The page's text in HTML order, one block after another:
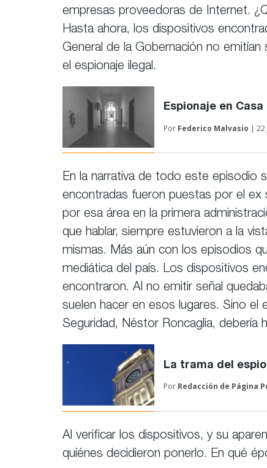
empresas proveedoras de Internet.
Hasta ahora, los dispositivos
General de la Gobernación no
el espionaje ilegal.
Espionaje en
Por Federico Malvasio | 22
En la narrativa de todo este episodio
encontradas fueron puestas por el ex
por esa área en la primera
que hablar, siempre estuvieron a la
mismas. Más aún con los episodios
mediática del país. Los dispositivos
encontraron. Al no emitir señal
suelen hacer en esos lugares. Sino el
Seguridad, Néstor Roncaglia, debería
La trama del
Por Redacción de Página
Al verificar los dispositivos, y su
quiénes decidieron ponerlo. En qué